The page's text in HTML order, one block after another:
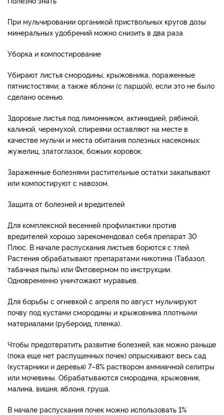
При мульчировании органикой приствольных кругов дозы
минеральных удобрений можно снизить в два раза.
Уборка и компостирование
Убирают листья смородины, крыжовника, пораженные
пятнистостями; а также яблони (с паршой), если это не было
сделано осенью.
Здоровые листья под лимонником, актинидией, рябиной,
калиной, черемухой, спиреями оставляют на месте в
качестве мульчи и места обитания полезных насекомых:
жужелиц, златоглазок, божьих коровок.
Зараженные болезнями растительные остатки закапывают
или компостируют с навозом.
Защита от болезней и вредителей
Для комплексной весенней профилактики против
вредителей хорошо зарекомендовал себя препарат 30
Плюс. В начале распускания листьев борются с тлей.
Растения обрабатывают препаратами никотина (Табазол,
табачная пыль) или Фитовермом по инструкции.
Одновременно уничтожают муравьев.
Для борьбы с огневкой с апреля по август мульчируют
почву под кустами смородины и крыжовника плотными
материалами (рубероид, пленка).
Чтобы предотвратить развитие болезней, как можно раньше
(пока еще нет распущенных почек) опрыскивают весь сад
(кустарники и деревья) 7–8% раствором аммиачной селитры
или мочевины. Обрабатываются смородина, крыжовник,
малина, вишня, яблоня, груша.
В начале распускания почек можно использовать 1%